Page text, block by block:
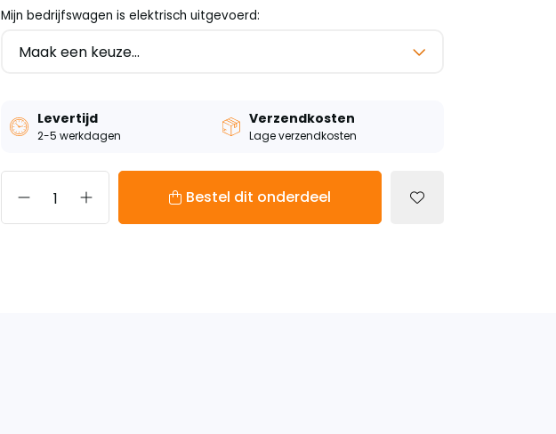
Mijn bedrijfswagen is elektrisch uitgevoerd:
Levertijd
2-5 werkdagen
Verzendkosten
Lage verzendkosten
Bestel dit onderdeel